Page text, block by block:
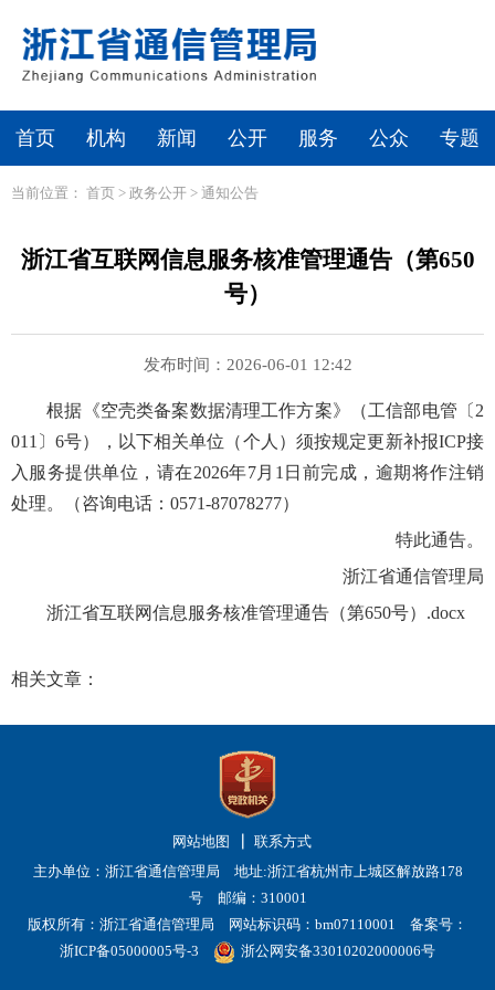
首页 机构 新闻 公开 服务 公众 专题
当前位置： 首页 > 政务公开 > 通知公告
浙江省互联网信息服务核准管理通告（第650
号）
发布时间：2026-06-01 12:42
根据《空壳类备案数据清理工作方案》（工信部电管〔2
011〕6号），以下相关单位（个人）须按规定更新补报ICP接
入服务提供单位，请在2026年7月1日前完成，逾期将作注销
处理。（咨询电话：0571-87078277）
特此通告。
浙江省通信管理局
浙江省互联网信息服务核准管理通告（第650号）.docx
相关文章：
网站地图
联系方式
主办单位：浙江省通信管理局 地址:浙江省杭州市上城区解放路178
号 邮编：310001
版权所有：浙江省通信管理局 网站标识码：bm07110001 备案号：
浙ICP备05000005号-3
浙公网安备33010202000006号